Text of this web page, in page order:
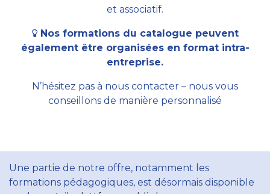
et associatif.
Nos formations du catalogue peuvent
également être organisées en format intra-
entreprise.
N’hésitez pas à nous contacter – nous vous
conseillons de manière personnalisé
Une partie de notre offre, notamment les
formations pédagogiques, est désormais disponible